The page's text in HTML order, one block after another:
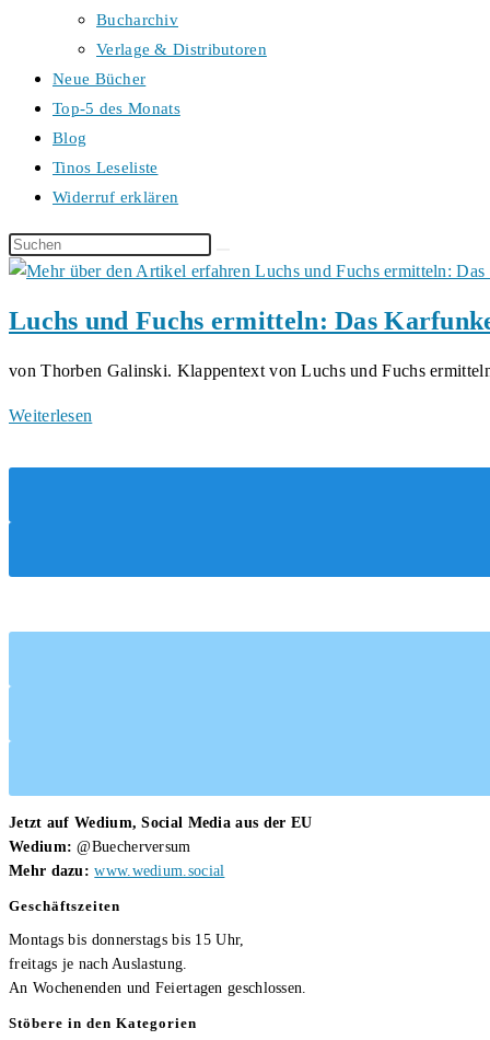
Bucharchiv
Verlage & Distributoren
Neue Bücher
Top-5 des Monats
Blog
Tinos Leseliste
Widerruf erklären
Diese
Website
Luchs und Fuchs ermitteln: Das
von Thorben Galinski. Klappentext von Luchs und Fuchs
Weiterlesen
Fuchs
Komplott
Jetzt auf Wedium, Social Media aus der EU
Wedium: @Buecherversum
Mehr dazu: www.wedium.social
Geschäftszeiten
Montags bis donnerstags bis 15 Uhr,
freitags je nach Auslastung.
An Wochenenden und Feiertagen geschlossen.
Stöbere in den Kategorien